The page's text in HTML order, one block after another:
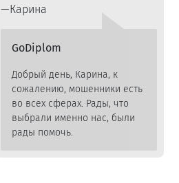
Карина
GoDiplom
Добрый день, Карина, к
сожалению, мошенники есть
во всех сферах. Рады, что
выбрали именно нас, были
рады помочь.